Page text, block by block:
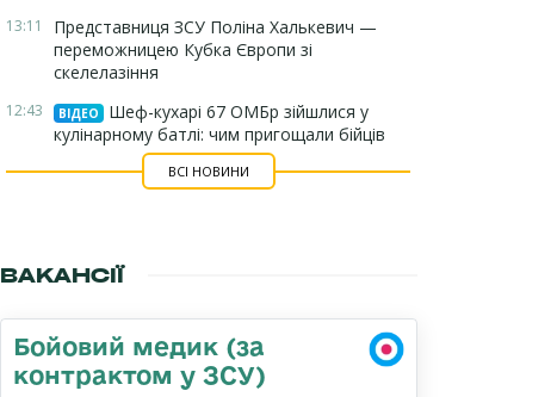
13:11
Представниця ЗСУ Поліна Халькевич —
переможницею Кубка Європи зі
скелелазіння
12:43 ВІДЕО
Шеф-кухарі 67 ОМБр зійшлися у
кулінарному батлі: чим пригощали бійців
ВСІ НОВИНИ
ВАКАНСІЇ
Бойовий медик (за
контрактом у ЗСУ)